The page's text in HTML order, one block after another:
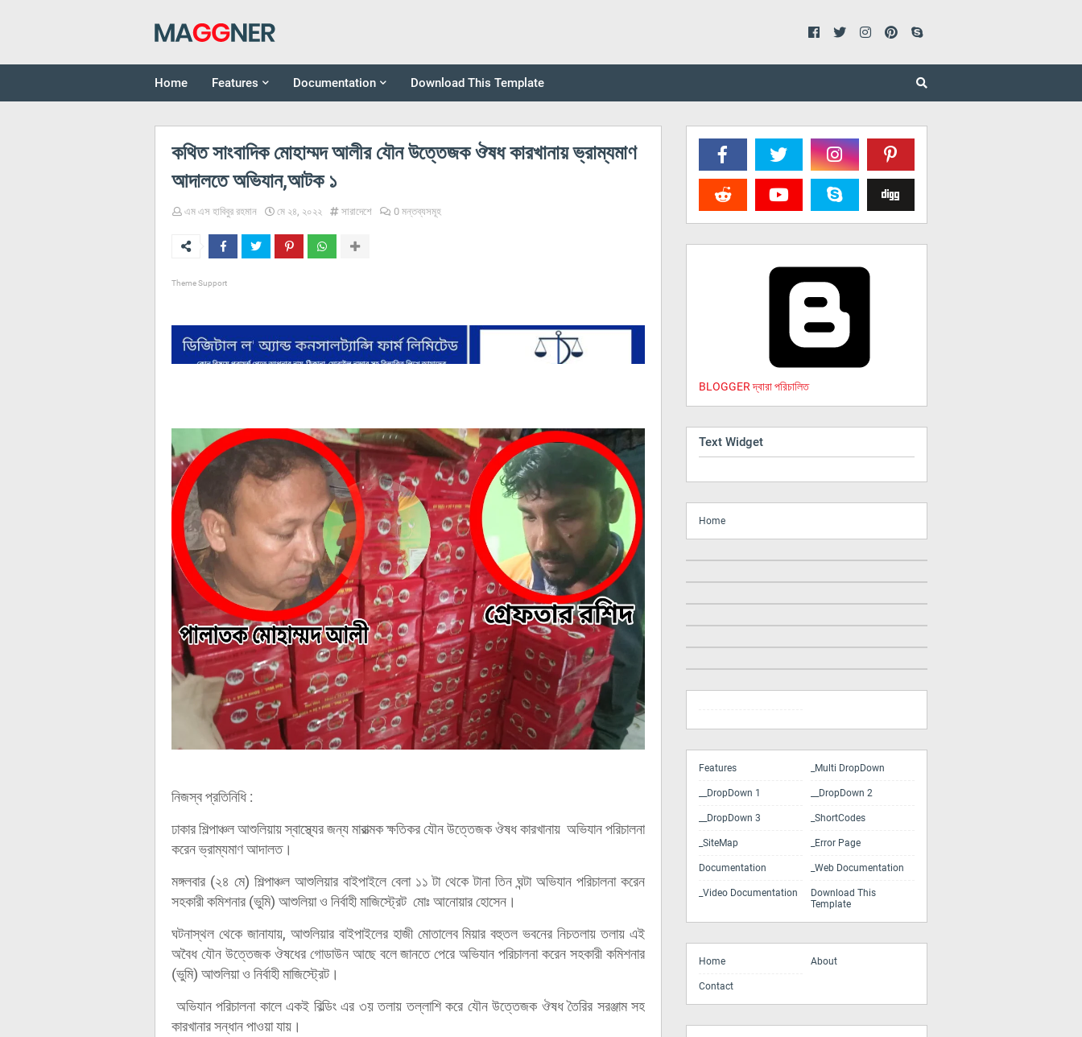
Home Features Documentation Download This Template
কথিত সাংবাদিক মোহাম্মদ আলীর যৌন উত্তেজক ঔষধ কারখানায় ভ্রাম্যমাণ
আদালতে অভিযান,আটক ১
এম এস হাবিবুর রহমান মে ২৪, ২০২২ সারাদেশে 0 মন্তব্যসমূহ
Theme Support
নিজস্ব প্রতিনিধি :
ঢাকার শিল্পাঞ্চল আশুলিয়ায় স্বাস্থ্যের জন্য মারাত্মক ক্ষতিকর যৌন উত্তেজক ঔষধ কারখানায় অভিযান পরিচালনা
করেন ভ্রাম্যমাণ আদালত।
মঙ্গলবার (২৪ মে) শিল্পাঞ্চল আশুলিয়ার বাইপাইলে বেলা ১১ টা থেকে টানা তিন ঘন্টা অভিযান পরিচালনা করেন
সহকারী কমিশনার (ভুমি) আশুলিয়া ও নির্বাহী মাজিস্ট্রেট মোঃ আনোয়ার হোসেন।
ঘটনাস্থল থেকে জানাযায়, আশুলিয়ার বাইপাইলের হাজী মোতালেব মিয়ার বহুতল ভবনের নিচতলায় তলায় এই
অবৈধ যৌন উত্তেজক ঔষধের গোডাউন আছে বলে জানতে পেরে অভিযান পরিচালনা করেন সহকারী কমিশনার
(ভুমি) আশুলিয়া ও নির্বাহী মাজিস্ট্রেট।
অভিযান পরিচালনা কালে একই বিল্ডিং এর ৩য় তলায় তল্লাশি করে যৌন উত্তেজক ঔষধ তৈরির সরঞ্জাম সহ
কারখানার সন্ধান পাওয়া যায়।
BLOGGER দ্বারা পরিচালিত
Text Widget
Home
Features _Multi DropDown
__DropDown 1 __DropDown 2
__DropDown 3 _ShortCodes
_SiteMap _Error Page
Documentation _Web Documentation
_Video Documentation
Download This
Template
Home About
Contact